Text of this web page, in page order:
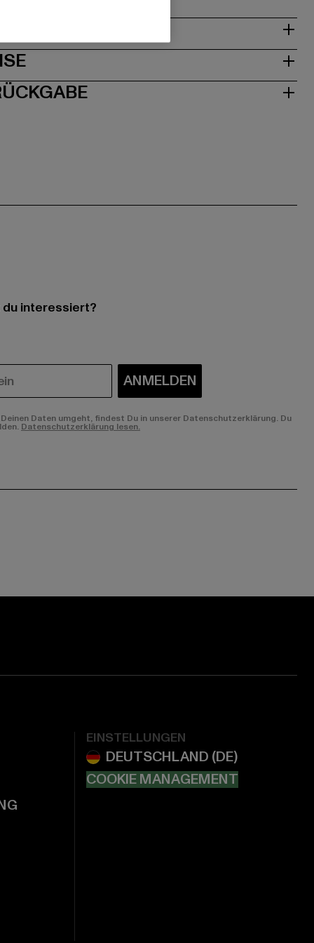
interessiert?
ANMELDEN
Daten umgeht, findest Du in unserer Datenschutzerklärung. Du
Datenschutzerklärung lesen.
EINSTELLUNGEN
COOKIE MANAGEMENT